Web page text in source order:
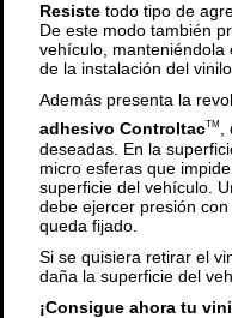
Resiste todo tipo de
De este modo también
vehículo, manteniéndola
de la instalación del vinilo.
Además presenta la
adhesivo ControltacTM
deseadas. En la
micro esferas que
superficie del vehículo.
debe ejercer presión
queda fijado.
Si se quisiera retirar el
daña la superficie del
¡Consigue ahora tu